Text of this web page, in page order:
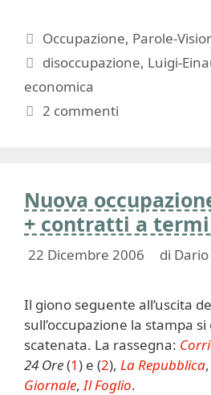
Categorie
Occupazione, Parole-
Tag
disoccupazione, Luigi-
economica
2 commenti
Nuova
+ contratti a
22 Dicembre 2006 di
Il giono seguente all’uscita
sull’occupazione la stampa
scatenata. La rassegna:
24 Ore(1) e (2), La Repubblica,
Giornale,Il Foglio.